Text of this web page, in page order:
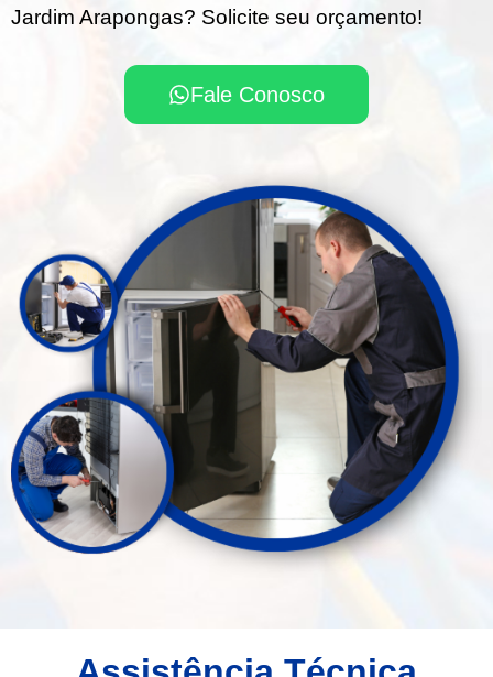
Jardim Arapongas? Solicite seu orçamento!
Fale Conosco